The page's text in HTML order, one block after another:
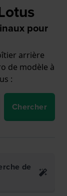
pour
arrière
de modèle à
:
Chercher
de